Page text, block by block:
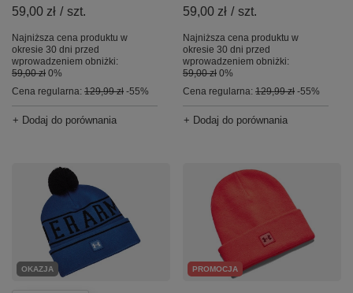
59,00 zł / szt.
Najniższa cena produktu w
okresie 30 dni przed
wprowadzeniem obniżki:
59,00 zł 0%
Cena regularna: 129,99 zł -55%
+ Dodaj do porównania
59,00 zł / szt.
Najniższa cena produktu w
okresie 30 dni przed
wprowadzeniem obniżki:
59,00 zł 0%
Cena regularna: 129,99 zł -55%
+ Dodaj do porównania
OKAZJA PROMOCJA